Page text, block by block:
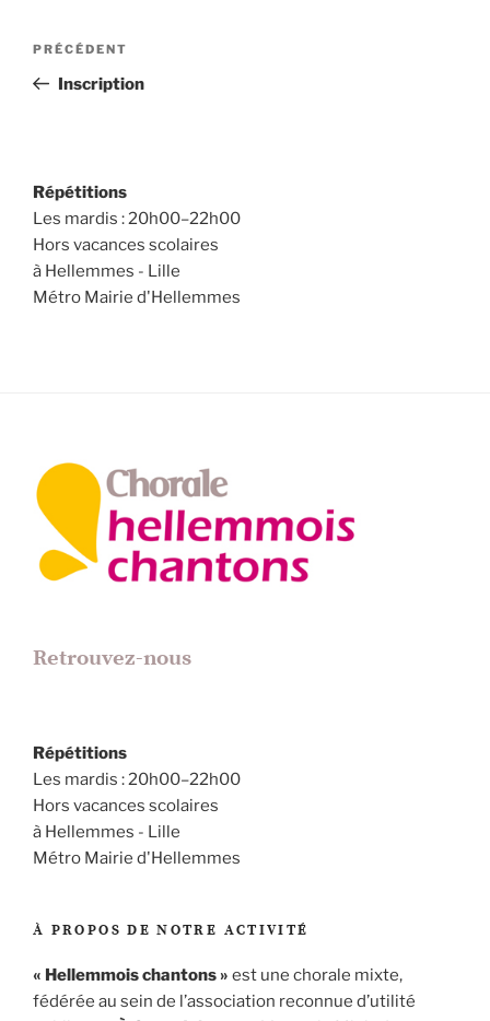
Navigation
l’article
Article
précédent
PRÉCÉDENT
Inscription
Répétitions
Les mardis : 20h00–22h00
Hors vacances scolaires
à Hellemmes - Lille
Métro Mairie d'Hellemmes
Retrouvez-nous
Répétitions
Les mardis : 20h00–22h00
Hors vacances scolaires
à Hellemmes - Lille
Métro Mairie d'Hellemmes
À PROPOS DE NOTRE ACTIVITÉ
« Hellemmois chantons » est une chorale mixte,
fédérée au sein de l’association reconnue d’utilité